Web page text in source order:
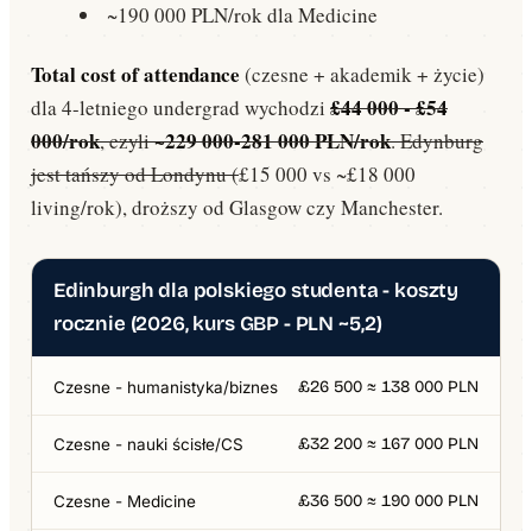
~190 000 PLN/rok dla Medicine
Total cost of attendance (czesne + akademik + życie)
dla 4-letniego undergrad wychodzi £44 000 - £54
000/rok, czyli~229 000-281 000 PLN/rok. Edynburg
jest tańszy od Londynu (£15 000 vs ~£18 000
living/rok), droższy od Glasgow czy Manchester.
Edinburgh dla polskiego studenta - koszty
rocznie (2026, kurs GBP - PLN ~5,2)
Czesne - humanistyka/biznes £26 500 ≈ 138 000 PLN
Czesne - nauki ścisłe/CS £32 200 ≈ 167 000 PLN
Czesne - Medicine £36 500 ≈ 190 000 PLN